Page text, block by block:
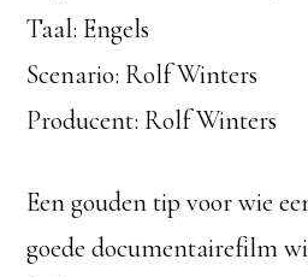
Taal: Engels
Scenario: Rolf Winters
Producent: Rolf Winters
Een gouden tip voor wie
goede documentairefilm